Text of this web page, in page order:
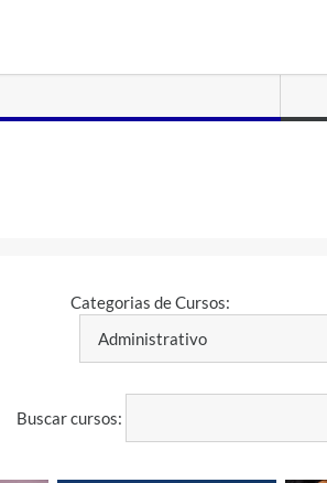
Categorias de Cursos:
Buscar cursos: